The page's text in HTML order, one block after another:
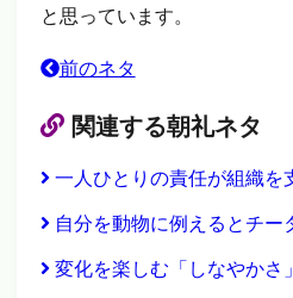
と思っています。
前のネタ
関連する朝礼ネタ
一人ひとりの責任が組織を
自分を動物に例えるとチ
変化を楽しむ「しなやかさ」